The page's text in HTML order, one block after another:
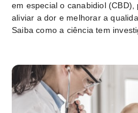
em especial o canabidiol (CBD),
aliviar a dor e melhorar a
Saiba como a ciência tem